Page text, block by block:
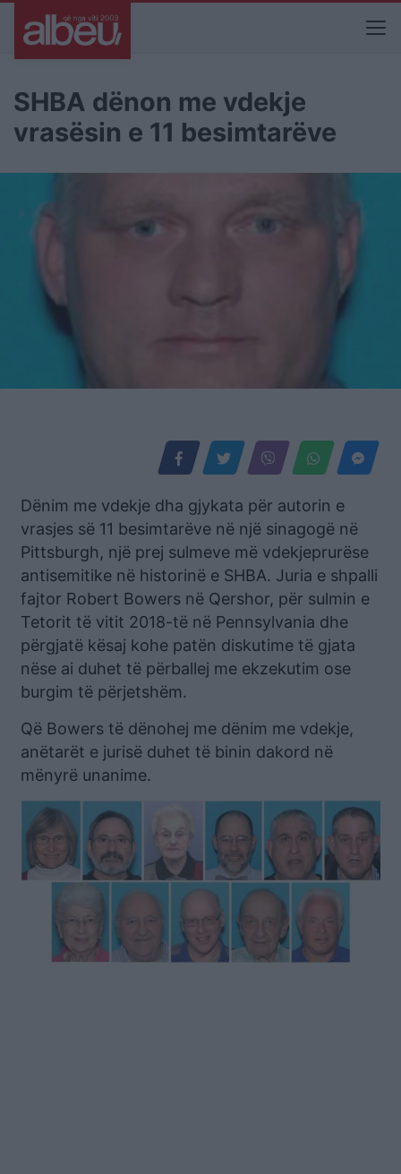
SHBA dënon me vdekje
vrasësin e 11 besimtarëve
Dënim me vdekje dha gjykata për autorin e
vrasjes së 11 besimtarëve në një sinagogë në
Pittsburgh, një prej sulmeve më vdekjeprurëse
antisemitike në historinë e SHBA. Juria e shpalli
fajtor Robert Bowers në Qershor, për sulmin e
Tetorit të vitit 2018-të në Pennsylvania dhe
përgjatë kësaj kohe patën diskutime të gjata
nëse ai duhet të përballej me ekzekutim ose
burgim të përjetshëm.
Që Bowers të dënohej me dënim me vdekje,
anëtarët e jurisë duhet të binin dakord në
mënyrë unanime.